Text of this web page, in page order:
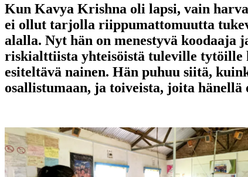
Kun Kavya Krishna oli lapsi, vain
ei ollut tarjolla riippumattomuutta
alalla. Nyt hän on menestyvä
riskialttiista yhteisöistä tuleville tytöille
esiteltävä nainen. Hän puhuu siitä,
osallistumaan, ja toiveista, joita